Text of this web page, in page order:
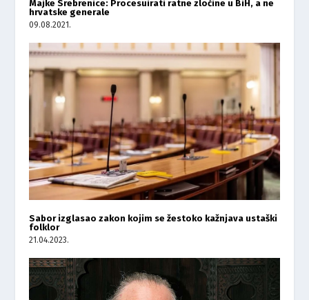
Majke Srebrenice: Procesuirati ratne zločine u BiH, a ne
hrvatske generale
09.08.2021.
Sabor izglasao zakon kojim se žestoko kažnjava ustaški
folklor
21.04.2023.